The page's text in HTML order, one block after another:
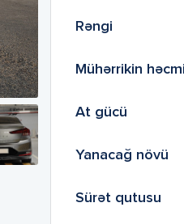
Rəngi
Mühərrikin həcmi
At gücü
Yanacağ növü
Sürət qutusu